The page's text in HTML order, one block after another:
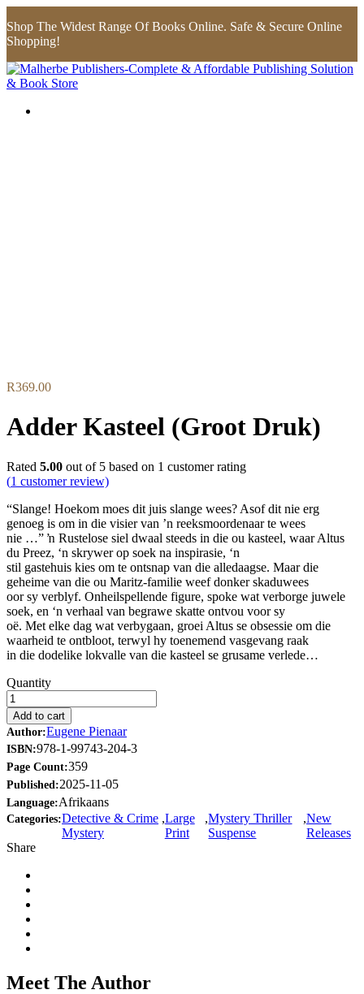
Shop The Widest Range Of Books Online. Safe & Secure Online
Shopping!
R369.00
Adder Kasteel (Groot Druk)
Rated 5.00 out of 5 based on 1 customer rating
(1 customer review)
“Slange! Hoekom moes dit juis slange wees? Asof dit nie erg
genoeg is om in die visier van ’n reeksmoordenaar te wees
nie …” ŉ Rustelose siel dwaal steeds in die ou kasteel, waar Altus
du Preez, ‘n skrywer op soek na inspirasie, ‘n
stil gastehuis kies om te ontsnap van die alledaagse. Maar die
geheime van die ou Maritz-familie weef donker skaduwees
oor sy verblyf. Onheilspellende figure, spoke wat verborge juwele
soek, en ‘n verhaal van begrawe skatte ontvou voor sy
oë. Met elke dag wat verbygaan, groei Altus se obsessie om die
waarheid te ontbloot, terwyl hy toenemend vasgevang raak
in die dodelike lokvalle van die kasteel se grusame verlede…
Quantity
Add to cart
Author:Eugene Pienaar
ISBN:978-1-99743-204-3
Page Count:359
Published:2025-11-05
Language:Afrikaans
Categories:Detective & Crime
Mystery
,Large
Print
,Mystery Thriller
Suspense
,New
Releases
Share
Meet The Author